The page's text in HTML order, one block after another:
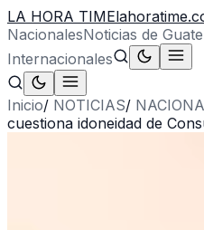
LA HORA TIME
NacionalesNoticias de
Internacionales
Inicio/ NOTICIAS/
cuestiona idoneidad de